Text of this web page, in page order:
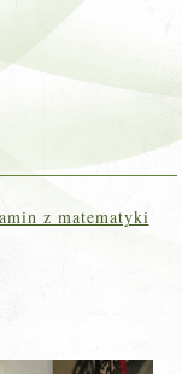
z matematyki